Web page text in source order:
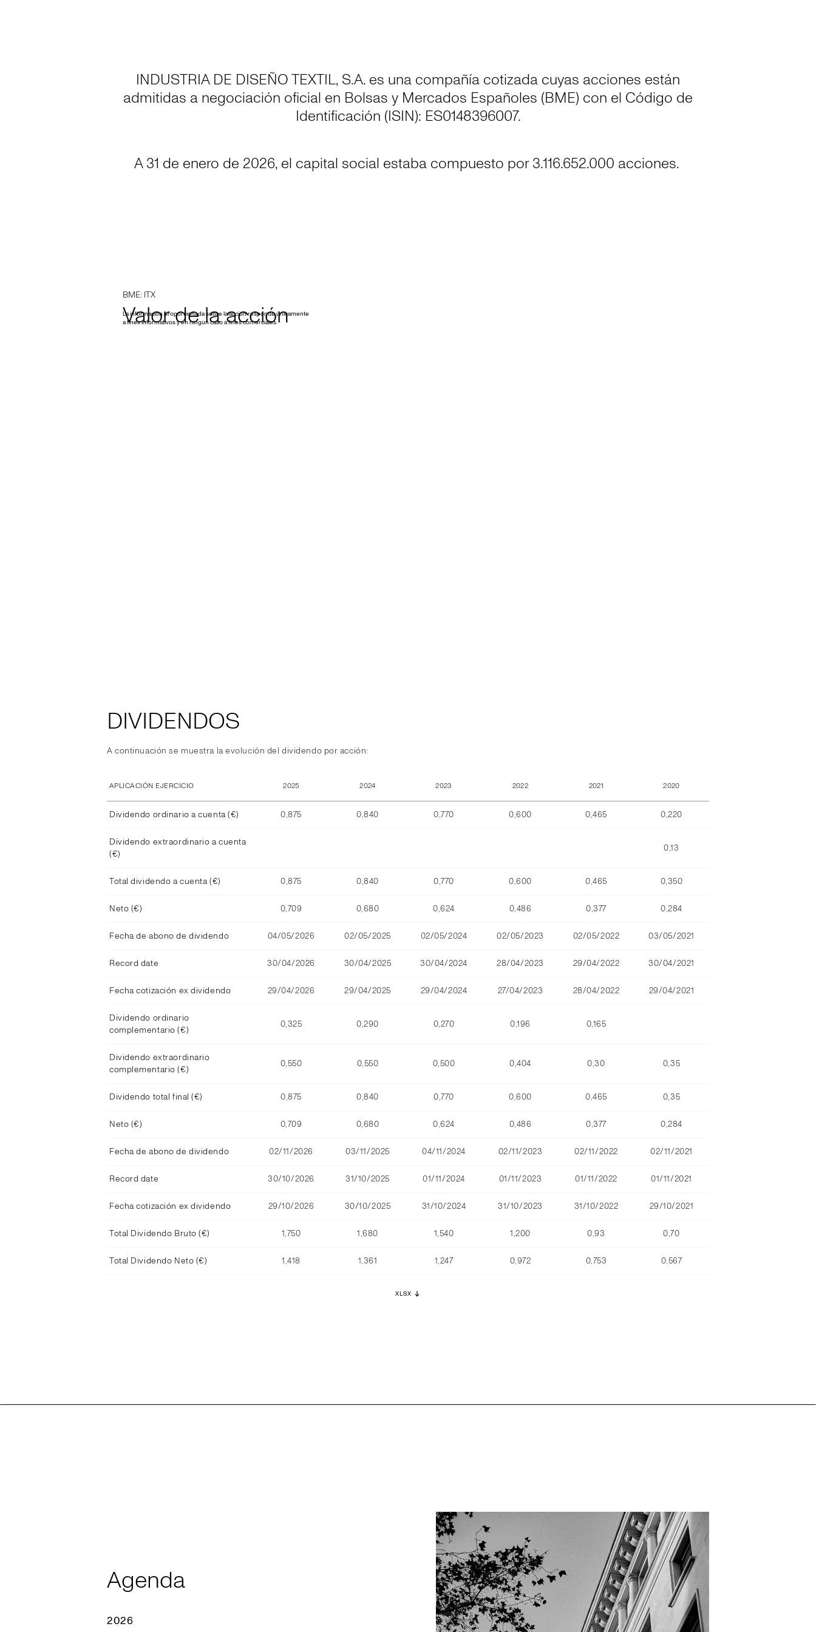
INDUSTRIA DE DISEÑO TEXTIL, S.A. es una compañía cotizada cuyas acciones están
admitidas a negociación oficial en Bolsas y Mercados Españoles (BME) con el Código de
Identificación (ISIN): ES0148396007.
A 31 de enero de 2026, el capital social estaba compuesto por 3.116.652.000 acciones.
DIVIDENDOS
A continuación se muestra la evolución del dividendo por acción:
APLICACIÓN EJERCICIO 2025 2024 2023 2022 2021 2020
Dividendo ordinario a cuenta (€) 0,875 0,840 0,770 0,600 0,465 0,220
Dividendo extraordinario a cuenta
(€)
0,13
Total dividendo a cuenta (€) 0,875 0,840 0,770 0,600 0,465 0,350
Neto (€) 0,709 0,680 0,624 0,486 0,377 0,284
Fecha de abono de dividendo 04/05/2026 02/05/2025 02/05/2024 02/05/2023 02/05/2022 03/05/2021
Record date 30/04/2026 30/04/2025 30/04/2024 28/04/2023 29/04/2022 30/04/2021
Fecha cotización ex dividendo 29/04/2026 29/04/2025 29/04/2024 27/04/2023 28/04/2022 29/04/2021
Dividendo ordinario
complementario (€)
0,325 0,290 0,270 0,196 0,165
Dividendo extraordinario
complementario (€)
0,550 0,550 0,500 0,404 0,30 0,35
Dividendo total final (€) 0,875 0,840 0,770 0,600 0,465 0,35
Neto (€) 0,709 0,680 0,624 0,486 0,377 0,284
Fecha de abono de dividendo 02/11/2026 03/11/2025 04/11/2024 02/11/2023 02/11/2022 02/11/2021
Record date 30/10/2026 31/10/2025 01/11/2024 01/11/2023 01/11/2022 01/11/2021
Fecha cotización ex dividendo 29/10/2026 30/10/2025 31/10/2024 31/10/2023 31/10/2022 29/10/2021
Total Dividendo Bruto (€) 1,750 1,680 1,540 1,200 0,93 0,70
Total Dividendo Neto (€) 1,418 1,361 1,247 0,972 0,753 0,567
XLSX
Agenda
2026